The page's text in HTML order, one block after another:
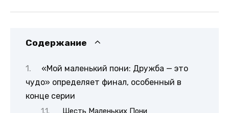
Содержание
«Мой маленький пони: Дружба — это
чудо» определяет финал, особенный в
конце серии
Шесть Маленьких Пони